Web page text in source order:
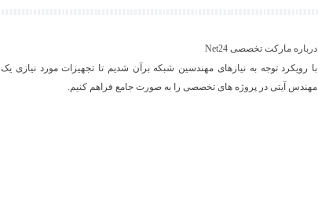
درباره مارکت تخصصی Net24
با رویکرد توجه به نیازهای مهندسین شبکه برآن شدیم تا تجهیزات مورد نیازی یک
مهندس آیتی در پروژه های تخصصی را به صورت جامع فراهم کنیم.